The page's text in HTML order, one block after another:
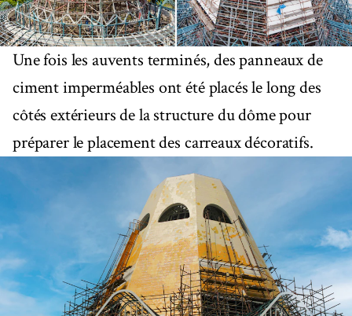
Une fois les auvents terminés, des panneaux de
ciment imperméables ont été placés le long des
côtés extérieurs de la structure du dôme pour
préparer le placement des carreaux décoratifs.